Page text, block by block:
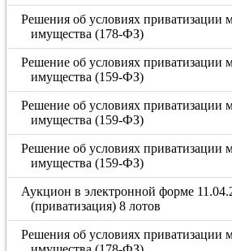
Решения об условиях приватизации
имущества (178-ФЗ)
Решение об условиях приватизации
имущества (159-ФЗ)
Решение об условиях приватизации
имущества (159-ФЗ)
Решение об условиях приватизации
имущества (159-ФЗ)
Аукцион в электронной форме
(приватизация) 8 лотов
Решения об условиях приватизации